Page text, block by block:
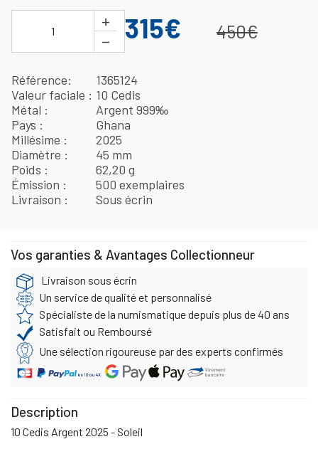
1
+
−
315€ 450€
Référence
1365124
Valeur faciale
10 Cedis
Métal
Argent 999‰
Pays
Ghana
Millésime
2025
Diamètre
45 mm
Poids
62,20 g
Émission
500 exemplaires
Livraison
Sous écrin
Vos garanties & Avantages Collectionneur
Livraison sous écrin
Un service de qualité et personnalisé
Spécialiste de la numismatique depuis plus de 40 ans
Satisfait ou Remboursé
Une sélection rigoureuse par des experts confirmés
Description
10 Cedis Argent 2025 - Soleil